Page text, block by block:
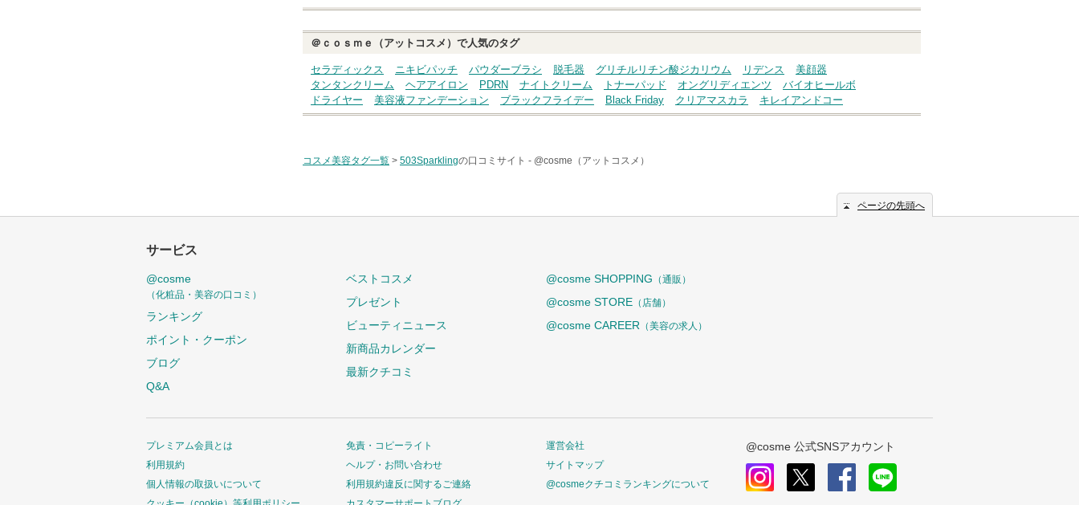
＠ｃｏｓｍｅ（アットコスメ）で人気のタグ
セラディックス ニキビパッチ パウダーブラシ 脱毛器 グリチルリチン酸ジカリウム リデンス
美顔器
タンタンクリーム
ヘアアイロン PDRN ナイトクリーム トナーパッド オングリディエンツ
バイオヒールボ
ドライヤー
美容液ファンデーション ブラックフライデー Black Friday クリアマスカラ キレイアンドコー
コスメ美容タグ一覧 > 503Sparklingの口コミサイト - @cosme（アットコスメ）
ページの先頭へ
サービス
@cosme
（化粧品・美容の口コミ）
ランキング
ポイント・クーポン
ブログ
Q&A
ベストコスメ
プレゼント
ビューティニュース
新商品カレンダー
最新クチコミ
@cosme SHOPPING （通販）
@cosme STORE （店舗）
@cosme CAREER （美容の求人）
プレミアム会員とは
利用規約
個人情報の取扱いについて
免責・コピーライト
ヘルプ・お問い合わせ
利用規約違反に関するご連絡
運営会社
サイトマップ
@cosmeクチコミランキングについて
@cosme 公式SNSアカウント